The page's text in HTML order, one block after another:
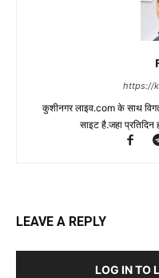
https://
कुशीनगर लाइव.com के साथ
साइट है.जहा प्रतिदिन
LEAVE A REPLY
LOG IN TO